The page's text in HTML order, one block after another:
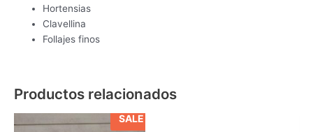
Hortensias
Clavellina
Follajes finos
Productos relacionados
SALE